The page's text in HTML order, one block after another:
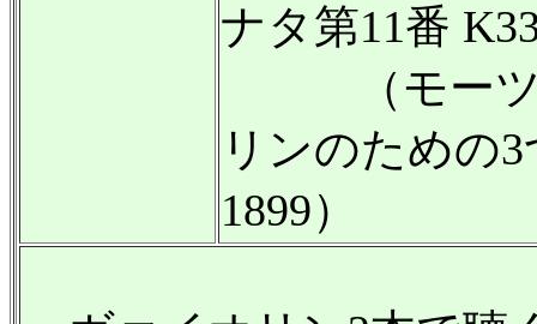
ナタ第11番
（モーツァ
リンのための3
1899）